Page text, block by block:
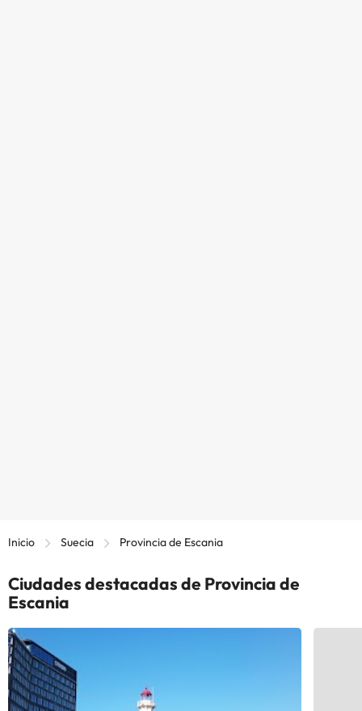
Inicio Suecia Provincia de Escania
Ciudades destacadas de Provincia de
Escania